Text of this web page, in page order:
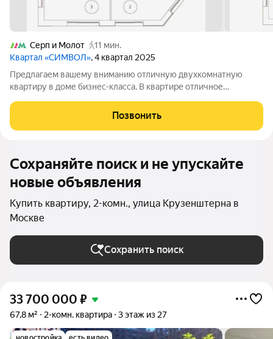
Серп и Молот
11 мин.
Квартал «СИМВОЛ», 4 квартал 2025
Предлагаем вашему вниманию отличную двухкомнатную
квартиру в доме бизнес-класса. В квартире отличное
правильной формы (общая площадь 29.1 кв.м.), кухня-гостиная
20.6 кв.м., раздельный санузел, просторный
Позвонить
Сохраняйте поиск и не упускайте
новые объявления
Купить квартиру, 2-комн., улица Крузенштерна в
Москве
Сохранить поиск
33 700 000 ₽
67,8 м² 2-комн. квартира 3 этаж из 27